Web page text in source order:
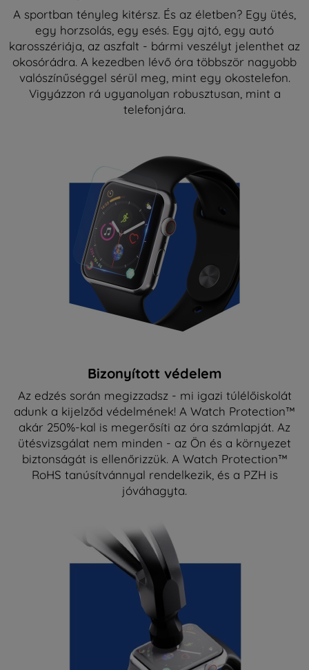
A sportban tényleg kitérsz. És az életben? Egy ütés,
egy horzsolás, egy esés. Egy ajtó, egy autó
karosszériája, az aszfalt - bármi veszélyt jelenthet az
okosórádra. A kezedben lévő óra többször nagyobb
valószínűséggel sérül meg, mint egy okostelefon.
Vigyázzon rá ugyanolyan robusztusan, mint a
telefonjára.
Bizonyított védelem
Az edzés során megizzadsz - mi igazi túlélőiskolát
adunk a kijelződ védelmének! A Watch Protection™
akár 250%-kal is megerősíti az óra számlapját. Az
ütésvizsgálat nem minden - az Ön és a környezet
biztonságát is ellenőrizzük. A Watch Protection™
RoHS tanúsítvánnyal rendelkezik, és a PZH is
jóváhagyta.